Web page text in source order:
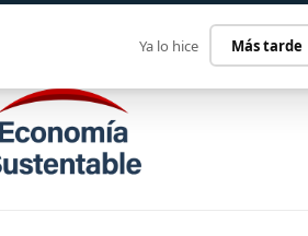
Ya lo hice Más tarde